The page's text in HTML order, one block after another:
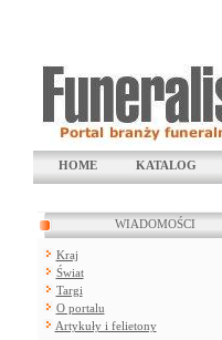
HOME KATALOG
WIADOMOŚCI
Kraj
Świat
Targi
O portalu
Artykuły i felietony